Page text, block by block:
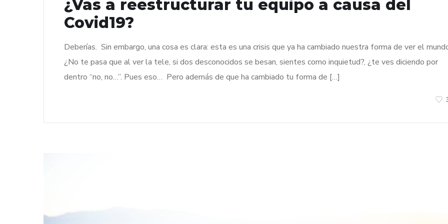
¿Vas a reestructurar tu equipo a causa del
Covid19?
Deberías. Sin embargo, una cosa es clara: esta es una crisis que ya ha cambiado nuestra forma de ver el
¿No te pasa que al ver la tele, si dos desconocidos se besan, sientes como inquietud?, ¿te ves diciendo por
dentro “no, no…”. Pues eso… Pero además de que ha cambiado tu forma de […]